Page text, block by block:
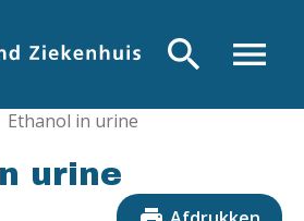
menu
search
Ethanol in urine
urine